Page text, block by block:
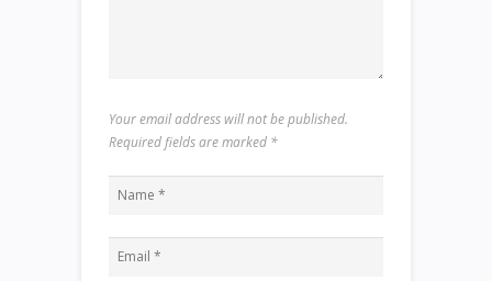
Your email address will not be published.
Required fields are marked *